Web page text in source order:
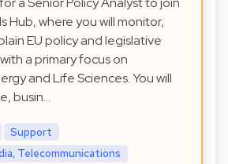
Hub, where you will monitor,
EU policy and legislative
a primary focus on
and Life Sciences. You will
busin…
Support
Telecommunications